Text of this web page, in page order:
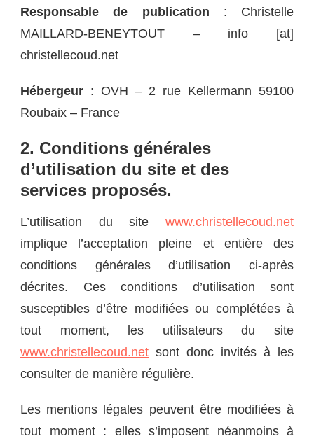
Responsable de publication : Christelle
MAILLARD-BENEYTOUT – info [at]
christellecoud.net
Hébergeur : OVH – 2 rue Kellermann 59100
Roubaix – France
2. Conditions générales
d’utilisation du site et des
services proposés.
L’utilisation du site www.christellecoud.net
implique l’acceptation pleine et entière des
conditions générales d’utilisation ci-après
décrites. Ces conditions d’utilisation sont
susceptibles d’être modifiées ou complétées à
tout moment, les utilisateurs du site
www.christellecoud.net sont donc invités à les
consulter de manière régulière.
Les mentions légales peuvent être modifiées à
tout moment : elles s’imposent néanmoins à